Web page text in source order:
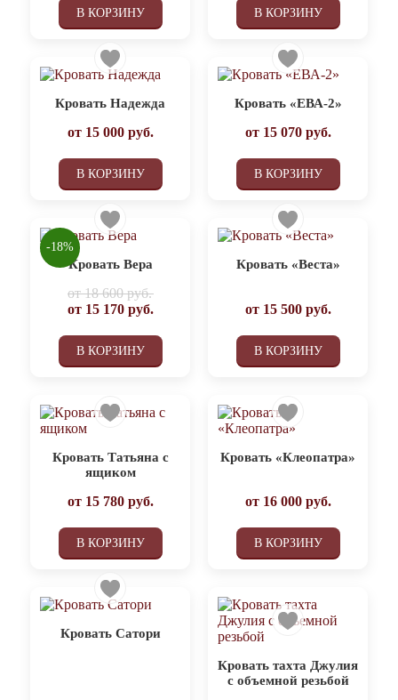
В КОРЗИНУ В КОРЗИНУ
Кровать Надежда
от 15 000руб.
В КОРЗИНУ
Кровать «ЕВА-2»
от 15 070руб.
В КОРЗИНУ
Кровать Вера
от18 600 руб.
от 15 170руб.
В КОРЗИНУ
-18%
Кровать «Веста»
от 15 500руб.
В КОРЗИНУ
Кровать Татьяна с
ящиком
от 15 780руб.
В КОРЗИНУ
Кровать «Клеопатра»
от 16 000руб.
В КОРЗИНУ
Кровать Сатори
Кровать тахта Джулия
с объемной резьбой